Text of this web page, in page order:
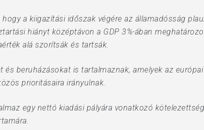
a kiigazítási időszak végére az államadósság
hiányt középtávon a GDP 3%-ában
alá szorítsák és tartsák.
és beruházásokat is tartalmaznak, amelyek az
prioritásaira irányulnak.
egy nettó kiadási pályára vonatkozó